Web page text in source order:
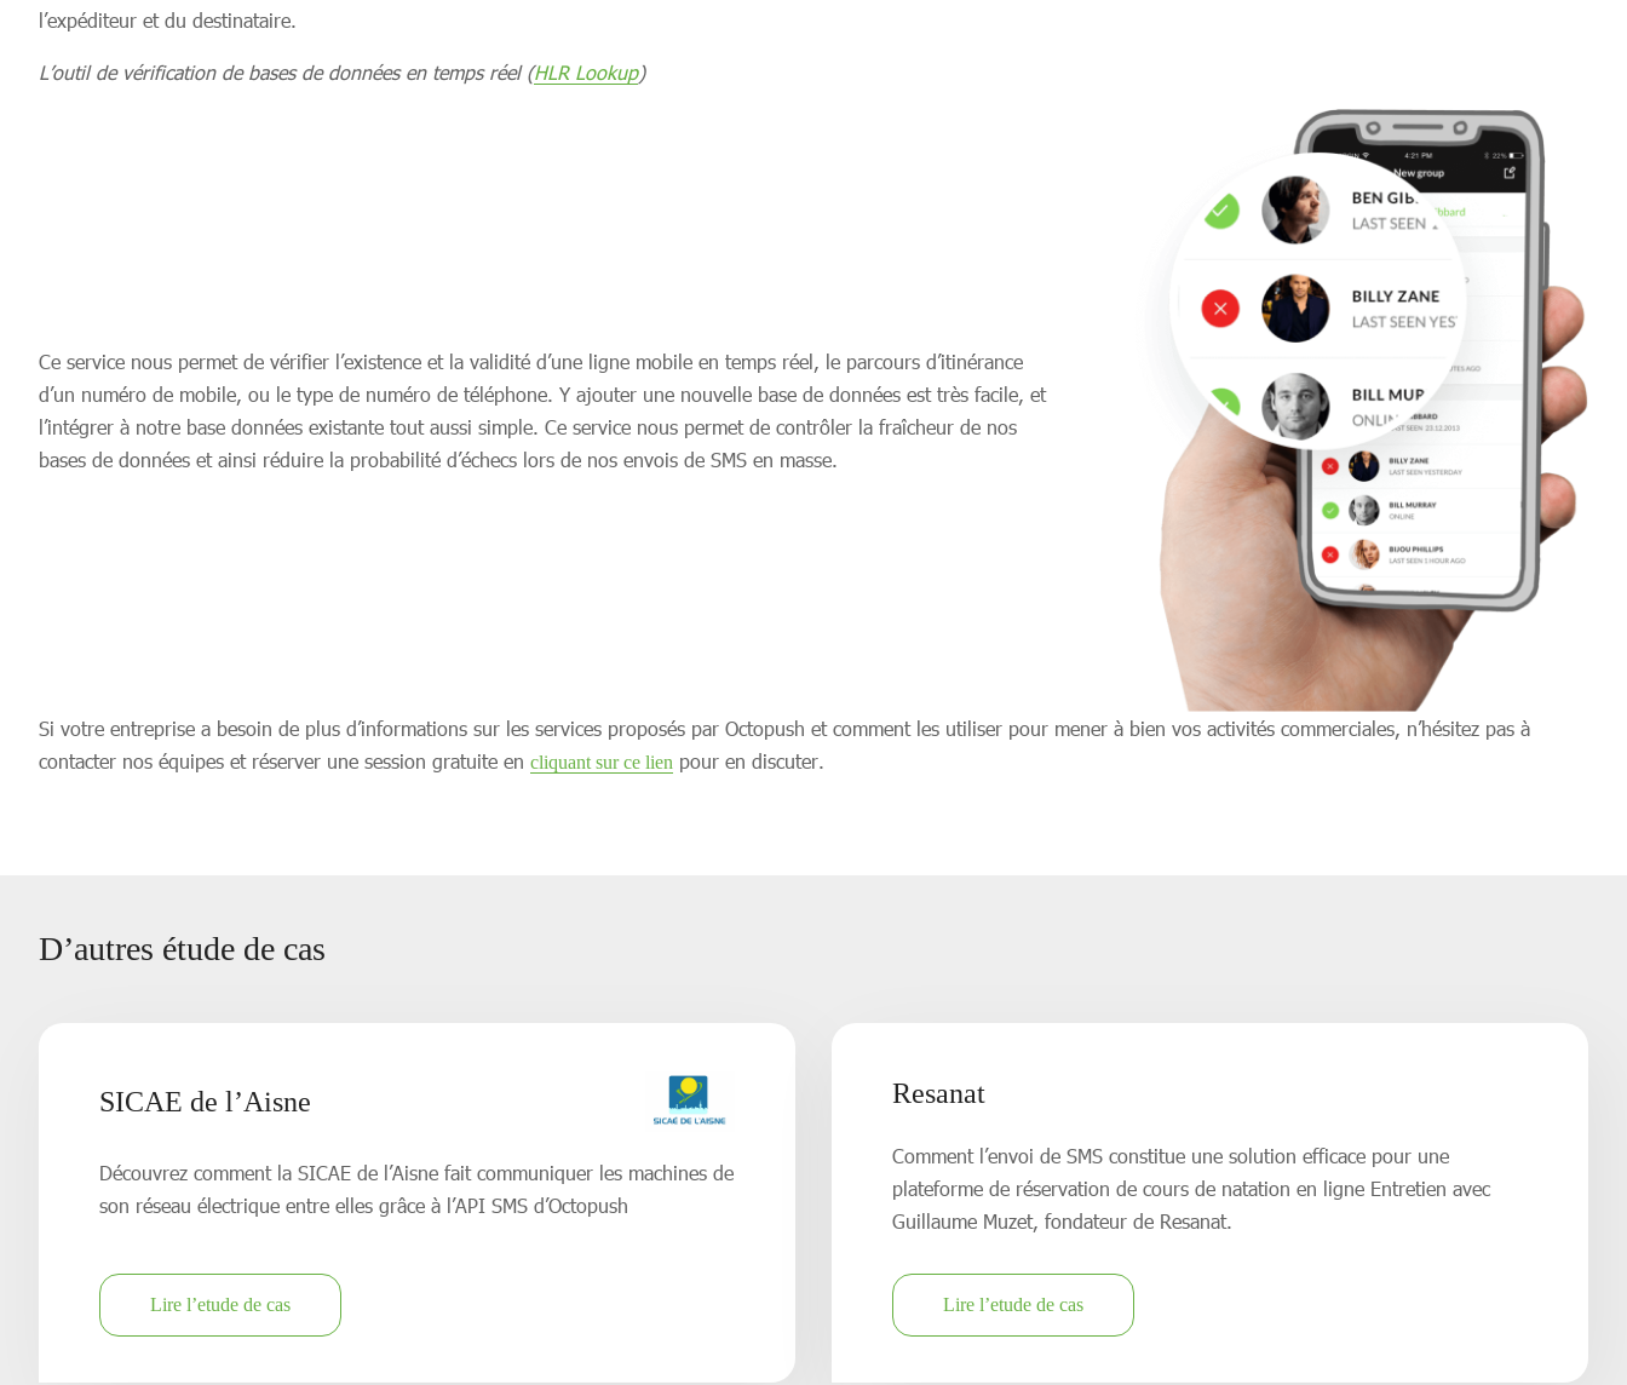
l’expéditeur et du destinataire.
L’outil de vérification de bases de données en temps réel (HLR Lookup)
Ce service nous permet de vérifier l’existence et la validité d’une ligne mobile en temps réel, le parcours d’itinérance
d’un numéro de mobile, ou le type de numéro de téléphone. Y ajouter une nouvelle base de données est très facile, et
l’intégrer à notre base données existante tout aussi simple. Ce service nous permet de contrôler la fraîcheur de nos
bases de données et ainsi réduire la probabilité d’échecs lors de nos envois de SMS en masse.
Si votre entreprise a besoin de plus d’informations sur les services proposés par Octopush et comment les utiliser pour mener à bien vos activités commerciales, n’hésitez pas à
contacter nos équipes et réserver une session gratuite en cliquant sur ce lien pour en discuter.
D’autres étude de cas
SICAE de l’Aisne
Découvrez comment la SICAE de l’Aisne fait communiquer les machines de
son réseau électrique entre elles grâce à l’API SMS d’Octopush
Lire l’etude de cas
Resanat
Comment l’envoi de SMS constitue une solution efficace pour une
plateforme de réservation de cours de natation en ligne Entretien avec
Guillaume Muzet, fondateur de Resanat.
Lire l’etude de cas